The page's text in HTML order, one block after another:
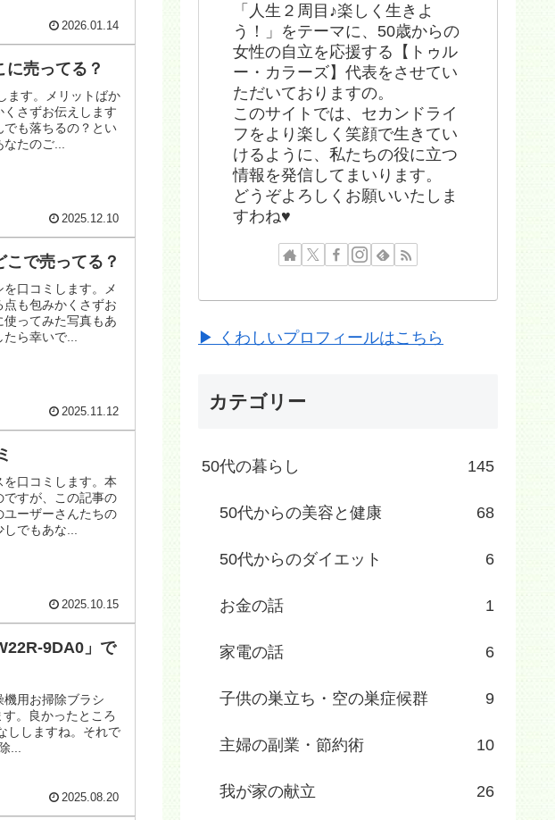
2026.01.14
売ってる？
ます。メリットばか
さずお伝えします
も落ちるの？とい
たのご...
2025.12.10
で売ってる？
口コミします。メ
も包みかくさずお
ってみた写真もあ
ら幸いで...
2025.11.12
口コミします。本
すが、この記事の
ーザーさんたちの
でもあな...
2025.10.15
9DA0」で
用お掃除ブラシ
。良かったところ
ししますね。それで
...
2025.08.20
「人生２周目♪楽しく生きよ
う！」をテーマに、50歳からの
女性の自立を応援する【トゥル
ー・カラーズ】代表をさせてい
ただいておりますの。
このサイトでは、セカンドライ
フをより楽しく笑顔で生きてい
けるように、私たちの役に立つ
情報を発信してまいります。
どうぞよろしくお願いいたしま
すわね♥
▶ くわしいプロフィールはこちら
カテゴリー
50代の暮らし 145
50代からの美容と健康 68
50代からのダイエット 6
お金の話 1
家電の話 6
子供の巣立ち・空の巣症候群 9
主婦の副業・節約術 10
我が家の献立 26